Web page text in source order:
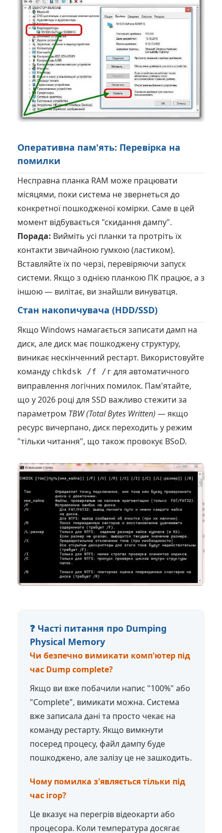
Оперативна пам'ять: Перевірка на
помилки
Несправна планка RAM може працювати
місяцями, поки система не звернеться до
конкретної пошкодженої комірки. Саме в цей
момент відбувається "скидання дампу".
Порада: Вийміть усі планки та протріть їх
контакти звичайною гумкою (ластиком).
Вставляйте їх по черзі, перевіряючи запуск
системи. Якщо з однією планкою ПК працює, а з
іншою — вилітає, ви знайшли винуватця.
Стан накопичувача (HDD/SSD)
Якщо Windows намагається записати дамп на
диск, але диск має пошкоджену структуру,
виникає нескінченний рестарт. Використовуйте
команду chkdsk /f /r для автоматичного
виправлення логічних помилок. Пам'ятайте,
що у 2026 році для SSD важливо стежити за
параметром TBW (Total Bytes Written) — якщо
ресурс вичерпано, диск переходить у режим
"тільки читання", що також провокує BSoD.
❓ Часті питання про Dumping
Physical Memory
Чи безпечно вимикати комп'ютер під
час Dump complete?
Якщо ви вже побачили напис "100%" або
"Complete", вимикати можна. Система
вже записала дані та просто чекає на
команду рестарту. Якщо вимкнути
посеред процесу, файл дампу буде
пошкоджено, але залізу це не зашкодить.
Чому помилка з'являється тільки під
час ігор?
Це вказує на перегрів відеокарти або
процесора. Коли температура досягає